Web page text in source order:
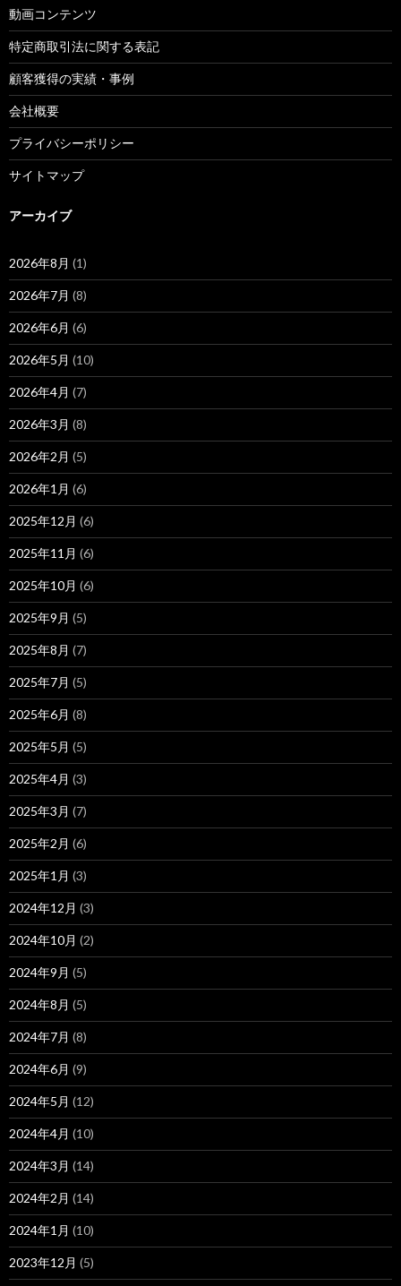
動画コンテンツ
特定商取引法に関する表記
顧客獲得の実績・事例
会社概要
プライバシーポリシー
サイトマップ
アーカイブ
2026年8月 (1)
2026年7月 (8)
2026年6月 (6)
2026年5月 (10)
2026年4月 (7)
2026年3月 (8)
2026年2月 (5)
2026年1月 (6)
2025年12月 (6)
2025年11月 (6)
2025年10月 (6)
2025年9月 (5)
2025年8月 (7)
2025年7月 (5)
2025年6月 (8)
2025年5月 (5)
2025年4月 (3)
2025年3月 (7)
2025年2月 (6)
2025年1月 (3)
2024年12月 (3)
2024年10月 (2)
2024年9月 (5)
2024年8月 (5)
2024年7月 (8)
2024年6月 (9)
2024年5月 (12)
2024年4月 (10)
2024年3月 (14)
2024年2月 (14)
2024年1月 (10)
2023年12月 (5)